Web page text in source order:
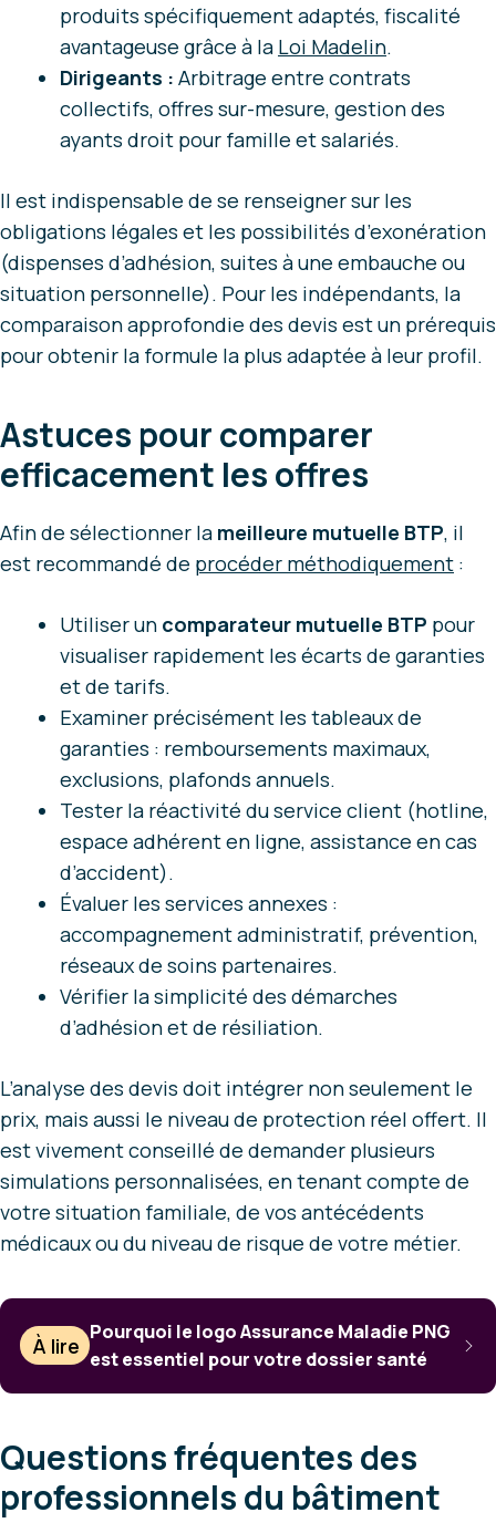
produits spécifiquement adaptés, fiscalité
avantageuse grâce à la Loi Madelin.
Dirigeants : Arbitrage entre contrats
collectifs, offres sur-mesure, gestion des
ayants droit pour famille et salariés.
Il est indispensable de se renseigner sur les
obligations légales et les possibilités d’exonération
(dispenses d’adhésion, suites à une embauche ou
situation personnelle). Pour les indépendants, la
comparaison approfondie des devis est un prérequis
pour obtenir la formule la plus adaptée à leur profil.
Astuces pour comparer
efficacement les offres
Afin de sélectionner la meilleure mutuelle BTP, il
est recommandé de procéder méthodiquement :
Utiliser un comparateur mutuelle BTP pour
visualiser rapidement les écarts de garanties
et de tarifs.
Examiner précisément les tableaux de
garanties : remboursements maximaux,
exclusions, plafonds annuels.
Tester la réactivité du service client (hotline,
espace adhérent en ligne, assistance en cas
d’accident).
Évaluer les services annexes :
accompagnement administratif, prévention,
réseaux de soins partenaires.
Vérifier la simplicité des démarches
d’adhésion et de résiliation.
L’analyse des devis doit intégrer non seulement le
prix, mais aussi le niveau de protection réel offert. Il
est vivement conseillé de demander plusieurs
simulations personnalisées, en tenant compte de
votre situation familiale, de vos antécédents
médicaux ou du niveau de risque de votre métier.
À lire
Pourquoi le logo Assurance Maladie PNG
est essentiel pour votre dossier santé
Questions fréquentes des
professionnels du bâtiment